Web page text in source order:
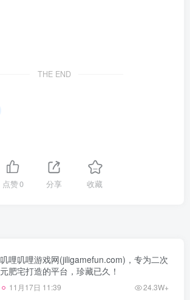
THE END
点赞0 分享 收藏
叽哩叽哩游戏网(jiligamefun.com)，专为二次
元肥宅打造的平台，珍藏已久！
11月17日 11:39 24.3W+